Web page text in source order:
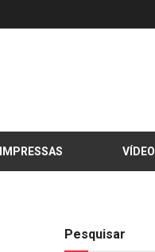
VÍDEO
Pesquisar